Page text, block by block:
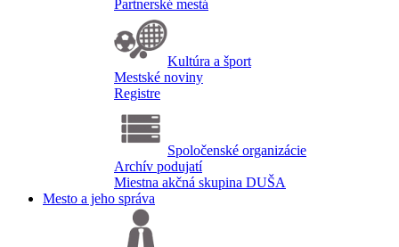
Partnerské mestá
Kultúra a šport
Mestské noviny
Registre
Spoločenské organizácie
Archív podujatí
Miestna akčná skupina DUŠA
Mesto a jeho správa